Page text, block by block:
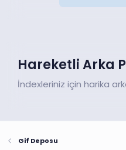
Hareketli Arka
İndexleriniz için harika
Gif Deposu